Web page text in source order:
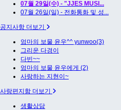
07월 29일(수) - "JJES MUSI...
07월 26일(일) - 전화통화 및 성...
공지사항 더보기
엄마의 보물 윤우^^ yunwoo(3)
그리운 다경이
다빈~~
엄마의 보물 윤우에게 (2)
사랑하는 지현이~
사랑편지함 더보기
생활상담